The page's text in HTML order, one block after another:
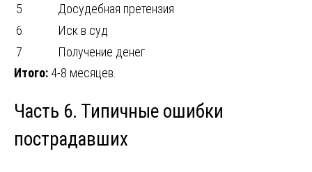
5
Досудебная претензия
6
Иск в суд
7
Получение денег
Итого: 4-8 месяцев.
Часть 6. Типичные ошибки
пострадавших